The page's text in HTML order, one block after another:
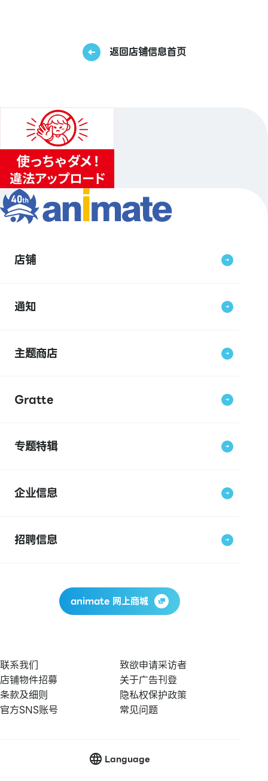
返回店铺信息首页
店铺
通知
主题商店
Gratte
专题特辑
企业信息
招聘信息
animate 网上商城
联系我们
致欲申请采访者
店铺物件招募
关于广告刊登
条款及细则
隐私权保护政策
官方SNS账号
常见问题
Language